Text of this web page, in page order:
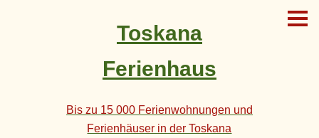
Toskana
Ferienhaus
Bis zu 15 000 Ferienwohnungen und
Ferienhäuser in der Toskana